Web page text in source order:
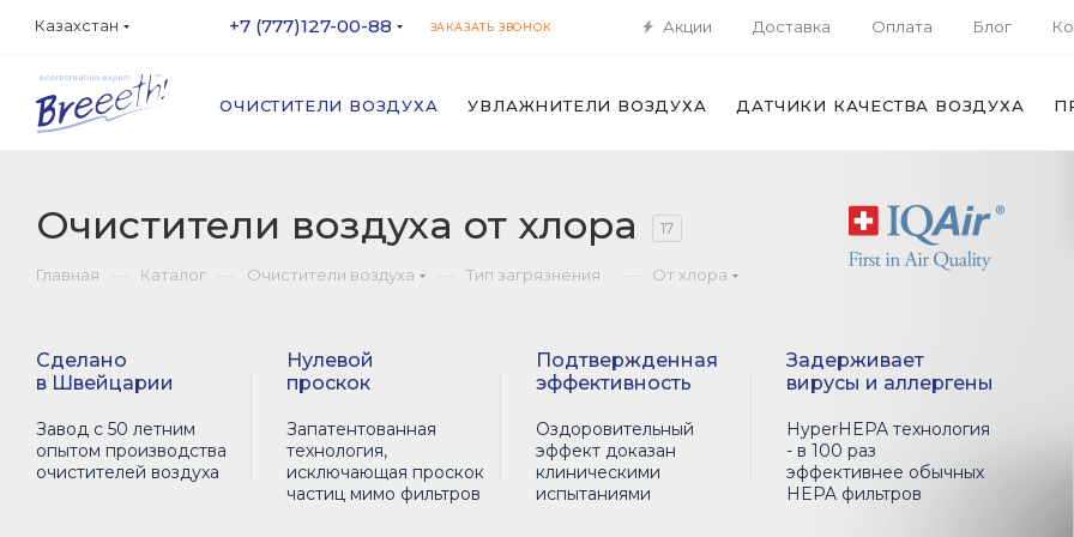
Казахстан +7 (777)127-00-88 ЗАКАЗАТЬ ЗВОНОК Акции Доставка Оплата Блог
ОЧИСТИТЕЛИ ВОЗДУХА УВЛАЖНИТЕЛИ ВОЗДУХА ДАТЧИКИ КАЧЕСТВА ВОЗДУХА
Очистители воздуха от хлора 17
Главная Каталог Очистители воздуха Тип загрязнения От хлора
Сделано
в Швейцарии
Завод с 50 летним
опытом производства
очистителей воздуха
Нулевой
проскок
Запатентованная
технология,
исключающая проскок
частиц мимо фильтров
Подтвержденная
эффективность
Оздоровительный
эффект доказан
клиническими
испытаниями
Задерживает
вирусы и аллергены
HyperHEPA технология
- в 100 раз
эффективнее обычных
HEPA фильтров